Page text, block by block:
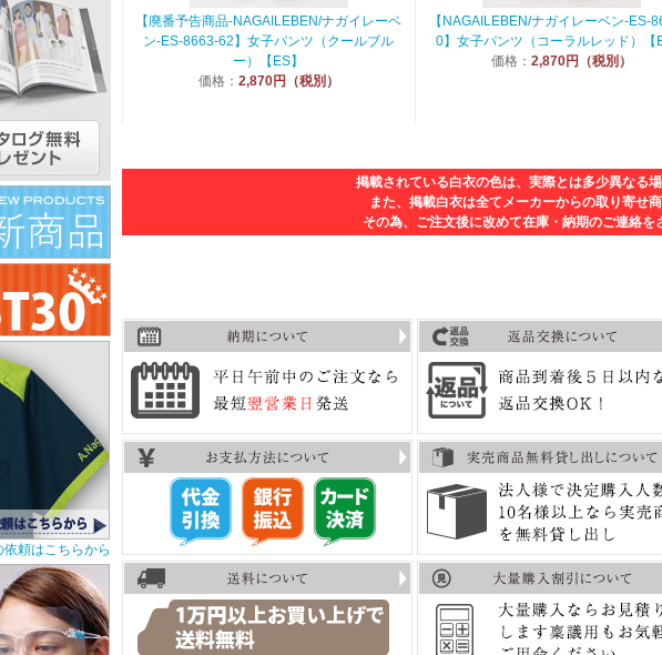
【廃番予告商品-NAGAILEBEN/ナガイレーベ
ン-ES-8663-62】女子パンツ（クールブル
ー）【ES】
価格： 2,870円（税別）
【NAGAILEBEN/ナガイレーベン-ES-
0】女子パンツ（コーラルレッド）【
価格： 2,870円（税別）
掲載されている白衣の色は、実際とは多少異なる場
また、掲載白衣は全てメーカーからの取り寄せ商
その為、ご注文後に改めて在庫・納期のご連絡を
頼はこちらから